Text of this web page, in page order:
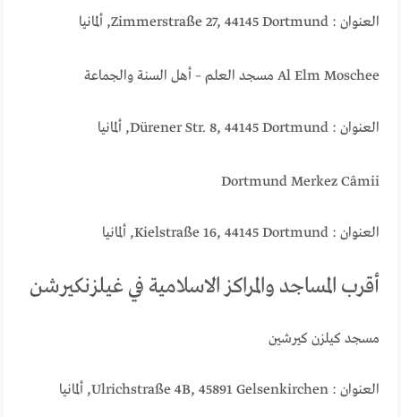
العنوان : Zimmerstraße 27, 44145 Dortmund, ألمانيا
Al Elm Moschee مسجد العلم – أهل السنة والجماعة
العنوان : Dürener Str. 8, 44145 Dortmund, ألمانيا
Dortmund Merkez Câmii
العنوان : Kielstraße 16, 44145 Dortmund, ألمانيا
أقرب المساجد والمراكز الاسلامية في غيلزنكيرشن
مسجد كيلزن كيرشين
العنوان : Ulrichstraße 4B, 45891 Gelsenkirchen, ألمانيا